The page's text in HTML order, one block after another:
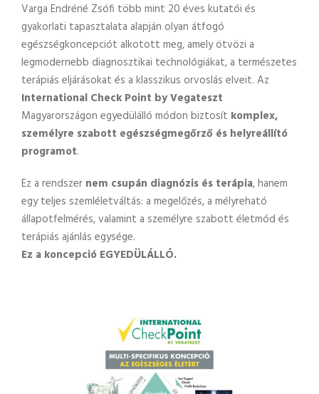
Varga Endréné Zsófi több mint 20 éves kutatói és
gyakorlati tapasztalata alapján olyan átfogó
egészségkoncepciót alkotott meg, amely ötvözi a
legmodernebb diagnosztikai technológiákat, a természetes
terápiás eljárásokat és a klasszikus orvoslás elveit. Az
International Check Point by Vegateszt
Magyarországon egyedülálló módon biztosít komplex,
személyre szabott egészségmegőrző és helyreállító
programot.
Ez a rendszer nem csupán diagnózis és terápia, hanem
egy teljes szemléletváltás: a megelőzés, a mélyreható
állapotfelmérés, valamint a személyre szabott életmód és
terápiás ajánlás egysége.
Ez a koncepció EGYEDÜLÁLLÓ.